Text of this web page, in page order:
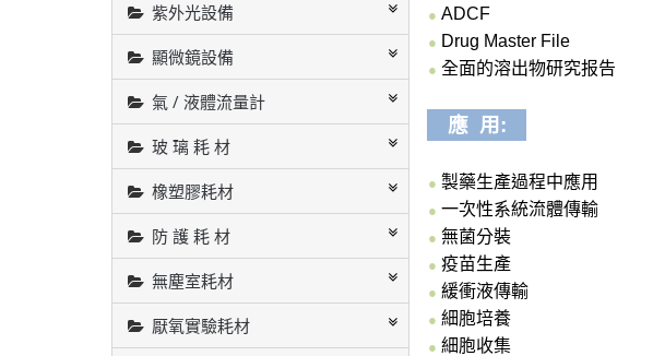
紫外光設備
顯微鏡設備
氣 / 液體流量計
玻 璃 耗 材
橡塑膠耗材
防 護 耗 材
無塵室耗材
厭氧實驗耗材
●ADCF
● Drug Master File
●全面的溶出物研究报告
應 用:
● 製藥生產過程中應用
● 一次性系統流體傳輸
●無菌分裝
● 疫苗生產
●緩衝液傳輸
● 細胞培養
● 細胞收集